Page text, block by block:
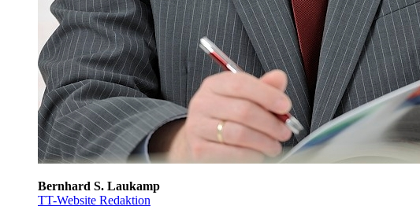
Bernhard S. Laukamp
TT-Website Redaktion